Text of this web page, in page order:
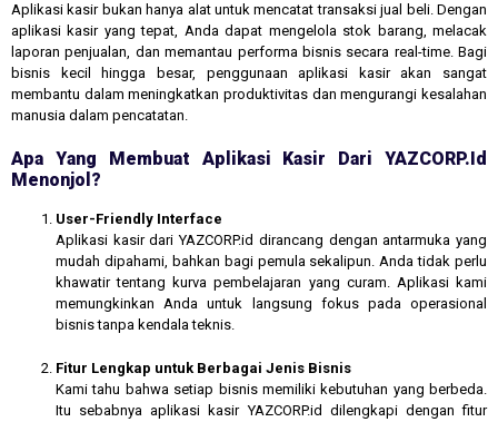
Aplikasi kasir bukan hanya alat untuk mencatat transaksi jual beli. Dengan
aplikasi kasir yang tepat, Anda dapat mengelola stok barang, melacak
laporan penjualan, dan memantau performa bisnis secara real-time. Bagi
bisnis kecil hingga besar, penggunaan aplikasi kasir akan sangat
membantu dalam meningkatkan produktivitas dan mengurangi kesalahan
manusia dalam pencatatan.
Apa Yang Membuat Aplikasi Kasir Dari YAZCORP.id
Menonjol?
User-Friendly Interface
Aplikasi kasir dari YAZCORP.id dirancang dengan antarmuka yang
mudah dipahami, bahkan bagi pemula sekalipun. Anda tidak perlu
khawatir tentang kurva pembelajaran yang curam. Aplikasi kami
memungkinkan Anda untuk langsung fokus pada operasional
bisnis tanpa kendala teknis.
Fitur Lengkap untuk Berbagai Jenis Bisnis
Kami tahu bahwa setiap bisnis memiliki kebutuhan yang berbeda.
Itu sebabnya aplikasi kasir YAZCORP.id dilengkapi dengan fitur